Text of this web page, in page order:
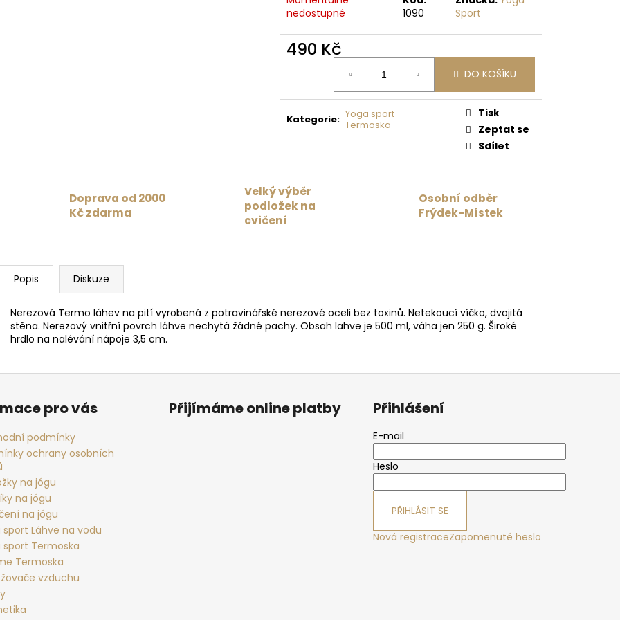
nedostupné
1090
Sport
490 Kč
DO KOŠÍKU
Kategorie: Yoga sport
Termoska
Tisk
Zeptat se
Sdílet
Doprava od 2000
Kč zdarma
Velký výběr
podložek na
cvičení
Osobní odběr
Frýdek-Místek
Popis Diskuze
Nerezová Termo láhev na pití vyrobená z potravinářské nerezové oceli bez toxinů. Netekoucí víčko, dvojitá
stěna. Nerezový vnitřní povrch láhve nechytá žádné pachy. Obsah lahve je 500 ml, váha jen 250 g. Široké
hrdlo na nalévání nápoje 3,5 cm.
1 099 Kč
pro vás
podmínky
ochrany osobních
na jógu
na jógu
na jógu
sport Láhve na vodu
sport Termoska
Termoska
vzduchu
Přijímáme online platby Přihlášení
E-mail
Heslo
PŘIHLÁSIT SE
Nová registraceZapomenuté heslo